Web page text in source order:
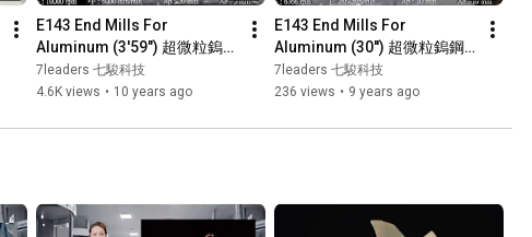
E143 End Mills For
Aluminum (3'59") 超微粒鎢鋼
強力鋁用立銑刀 3分59秒 原始
版
7leaders 七駿科技
4.6K views • 10 years ago
E143 End Mills For
Aluminum (30'') 超微粒鎢鋼
強力鋁用立銑刀 30秒 精華版
7leaders 七駿科技
236 views • 9 years ago